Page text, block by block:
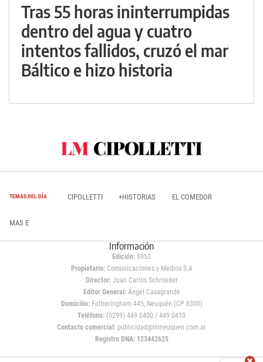
Tras 55 horas ininterrumpidas
dentro del agua y cuatro
intentos fallidos, cruzó el mar
Báltico e hizo historia
TEMAS DEL DÍA CIPOLLETTI +HISTORIAS EL COMEDOR
MAS E
Información
Edición: 6952
Propietario:Comunicaciones y Medios S.A
Director: Juan Carlos Schroeder
Editor General:Ángel Casagrande
Domicilio:Fotheringham 445, Neuquén (CP 8300)
Teléfono: (0299) 449 0400 / 449 0410
Contacto comercial: publicidad@lmneuquen.com.ar
Registro DNA: 123442625